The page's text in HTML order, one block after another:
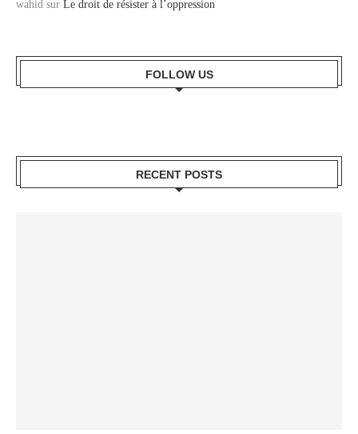
wahid sur Le droit de résister à l’oppression
FOLLOW US
RECENT POSTS